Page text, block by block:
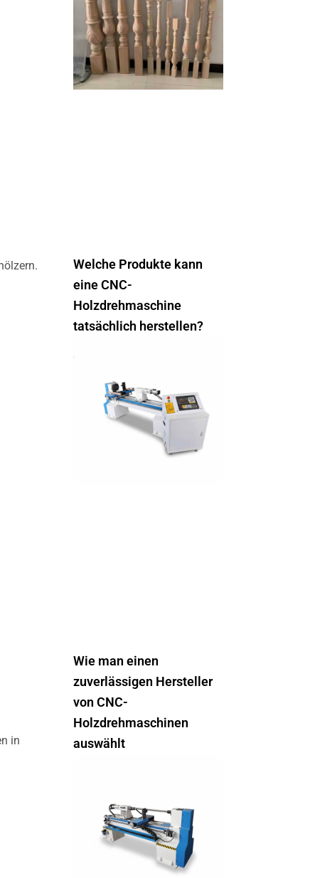
in
Welche Produkte kann
eine CNC-
Holzdrehmaschine
tatsächlich herstellen?
Wie man einen
zuverlässigen Hersteller
von CNC-
Holzdrehmaschinen
auswählt